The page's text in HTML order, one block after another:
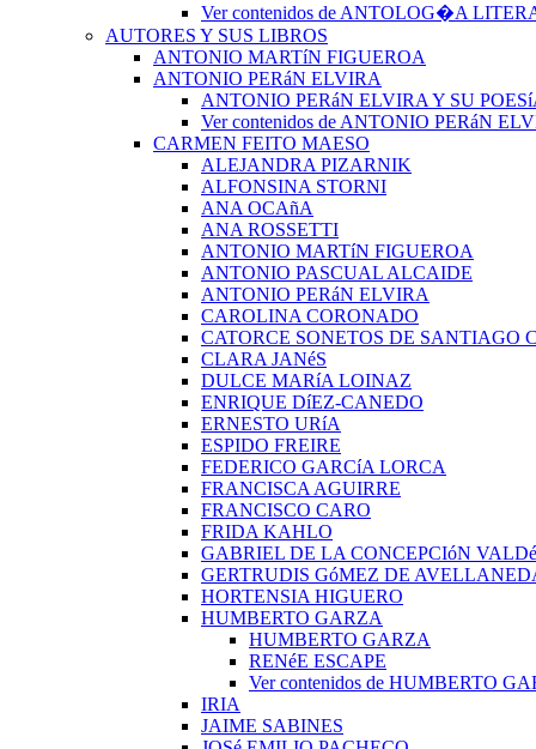
Ver contenidos de ANTOLOG�A
AUTORES Y SUS LIBROS
ANTONIO MARTíN FIGUEROA
ANTONIO PERáN ELVIRA
ANTONIO PERáN ELVIRA Y SU
Ver contenidos de ANTONIO PERáN
CARMEN FEITO MAESO
ALEJANDRA PIZARNIK
ALFONSINA STORNI
ANA OCAñA
ANA ROSSETTI
ANTONIO MARTíN FIGUEROA
ANTONIO PASCUAL ALCAIDE
ANTONIO PERáN ELVIRA
CAROLINA CORONADO
CATORCE SONETOS DE SANTIAGO
CLARA JANéS
DULCE MARíA LOINAZ
ENRIQUE DíEZ-CANEDO
ERNESTO URíA
ESPIDO FREIRE
FEDERICO GARCíA LORCA
FRANCISCA AGUIRRE
FRANCISCO CARO
FRIDA KAHLO
GABRIEL DE LA CONCEPCIóN
GERTRUDIS GóMEZ DE
HORTENSIA HIGUERO
HUMBERTO GARZA
HUMBERTO GARZA
RENéE ESCAPE
Ver contenidos de HUMBERTO
IRIA
JAIME SABINES